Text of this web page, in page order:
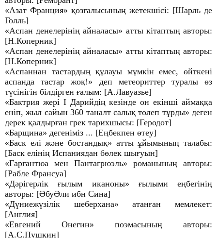
«Азат Франция» қозғалысының жетекшісі: [Шарль де
Голль]
«Аспан денелерінің айналасы» атты кітаптың авторы:
[Н.Коперник]
«Аспан денелерінің айналасы» атты кітаптың авторы:
[Н.Коперник]
«Аспаннан тастардың құлауы мүмкін емес, өйткені
аспанда тастар жоқ!» деп метеориттер туралы өз
түсінігін білдірген ғалым: [А.Лавуазье]
«Бактрия жері І Дарийдің кезінде он екінші аймаққа
еніп, жыл сайын 360 таналт салық төлеп тұрды» деген
дерек қалдырған грек тарихшысы: [Геродот]
«Барщина» дегеніміз ... [Еңбекпен өтеу]
«Баск елі және бостандық» атты ұйымының талабы:
[Баск елінің Испаниядан бөлек шығуын]
«Гаргантюа мен Пантагрюэль» романының авторы:
[Рабле Франсуа]
«Дәрігерлік ғылым иканоны» ғылыми еңбегінің
авторы: [ӘбуӘли ибн Сина]
«Дүниежүзілік шеберхана» атанған мемлекет:
[Англия]
«Евгений Онегин» поэмасының авторы:
[А.С.Пушкин]